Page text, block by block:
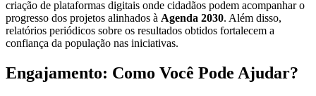
criação de plataformas digitais onde cidadãos podem acompanhar o
progresso dos projetos alinhados à Agenda 2030. Além disso,
relatórios periódicos sobre os resultados obtidos fortalecem a
confiança da população nas iniciativas.
Engajamento: Como Você Pode Ajudar?